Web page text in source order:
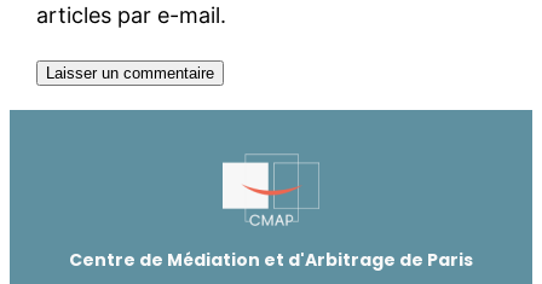
articles par e-mail.
Centre de Médiation et d'Arbitrage de Paris